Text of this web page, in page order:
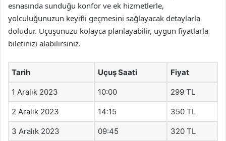
esnasında sunduğu konfor ve ek hizmetlerle,
yolculuğunuzun keyifli geçmesini sağlayacak detaylarla
doludur. Uçuşunuzu kolayca planlayabilir, uygun fiyatlarla
biletinizi alabilirsiniz.
Tarih Uçuş Saati Fiyat
1 Aralık 2023 10:00 299 TL
2 Aralık 2023 14:15 350 TL
3 Aralık 2023 09:45 320 TL